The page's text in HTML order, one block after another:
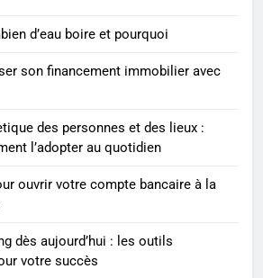
substituts de repas : guide et
conseils pratiques
BIEN ÊTRE
Postures de yoga essentielles
rapidement et durable
BIEN ÊTRE
Infection chronique de l’oreille :
d’eau boire et pourquoi
son financement immobilier avec
des personnes et des lieux :
l’adopter au quotidien
ouvrir votre compte bancaire à la
dès aujourd’hui : les outils
votre succès